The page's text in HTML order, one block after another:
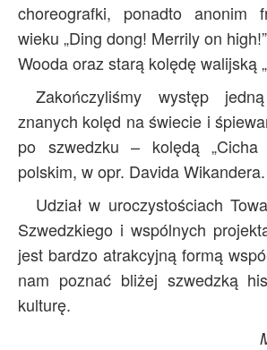
choreografki, ponadto anonim
wieku „Ding dong! Merrily on
Wooda oraz starą kolędę walijską
Zakończyliśmy występ
znanych kolęd na świecie i
po szwedzku – kolędą
polskim, w opr. Davida Wikandera.
Udział w uroczystościach
Szwedzkiego i wspólnych
jest bardzo atrakcyjną formą
nam poznać bliżej szwedzką
kulturę.